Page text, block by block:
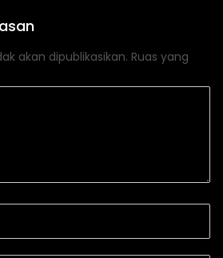
akan dipublikasikan. Ruas yang